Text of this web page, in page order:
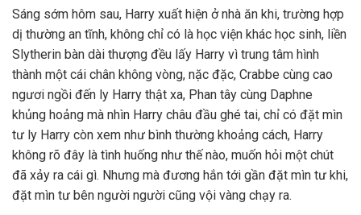
Sáng sớm hôm sau, Harry xuất hiện ở nhà ăn khi, trường hợp
dị thường an tĩnh, không chỉ có là học viện khác học sinh, liền
Slytherin bàn dài thượng đều lấy Harry vì trung tâm hình
thành một cái chân không vòng, nặc đặc, Crabbe cùng cao
ngươi ngồi đến ly Harry thật xa, Phan tây cùng Daphne
khủng hoảng mà nhìn Harry châu đầu ghé tai, chỉ có đặt mìn
tư ly Harry còn xem như bình thường khoảng cách, Harry
không rõ đây là tình huống như thế nào, muốn hỏi một chút
đã xảy ra cái gì. Nhưng mà đương hắn tới gần đặt mìn tư khi,
đặt mìn tư bên người người cũng vội vàng chạy ra.